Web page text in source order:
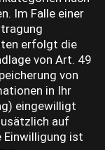
Im Falle einer
erfolgt die
von Art. 49
von
in Ihr
eingewilligt
auf
Einwilligung ist